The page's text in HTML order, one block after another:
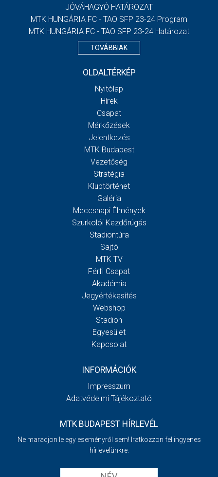
JÓVÁHAGYÓ HATÁROZAT
MTK HUNGÁRIA FC - TAO SFP 23-24 Program
MTK HUNGÁRIA FC - TAO SFP 23-24 Határozat
TOVÁBBIAK
OLDALTÉRKÉP
Nyitólap
Hírek
Csapat
Mérkőzések
Jelentkezés
MTK Budapest
Vezetőség
Stratégia
Klubtörténet
Galéria
Meccsnapi Élmények
Szurkolói Kezdőrúgás
Stadiontúra
Sajtó
MTK TV
Férfi Csapat
Akadémia
Jegyértékesítés
Webshop
Stadion
Egyesület
Kapcsolat
INFORMÁCIÓK
Impresszum
Adatvédelmi Tájékoztató
MTK BUDAPEST HÍRLEVÉL
Ne maradjon le egy eseményről sem! Iratkozzon fel ingyenes
hírlevelünkre: